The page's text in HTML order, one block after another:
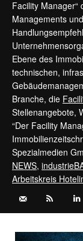
Facility
Managements
Ebene des
technischen,
Branche, die
Stellenangebote,
“Der Facility
Spezialmedien
NEWS,
Arbeitskreis
Kontaktieren